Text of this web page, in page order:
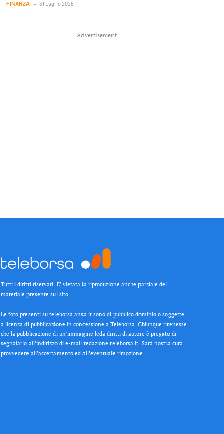
FINANZA 31 Luglio 2026
Advertisement
Tutti i diritti riservati. E’ vietata la riproduzione anche parziale del
materiale presente sul sito.
Le foto presenti su teleborsa.ansa.it sono di pubblico dominio o soggette
a licenza di pubblicazione in concessione a Teleborsa. Chiunque ritenesse
che la pubblicazione di un’immagine leda diritti di autore è pregato di
segnalarlo all’indirizzo di e-mail redazione teleborsa.it. Sarà nostra cura
provvedere all’accertamento ed all’eventuale rimozione.